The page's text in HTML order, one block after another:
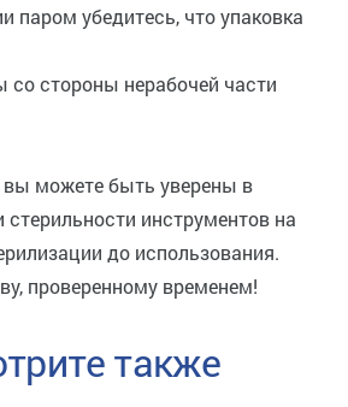
паром убедитесь, что упаковка
со стороны нерабочей части
вы можете быть уверены в
инструментов на
до использования.
проверенному временем!
также